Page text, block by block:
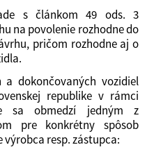
s článkom 49 ods. 3
na povolenie rozhodne do
pričom rozhodne aj o
a dokončovaných vozidiel
republike v rámci
sa obmedzí jedným z
pre konkrétny spôsob
resp. zástupca: